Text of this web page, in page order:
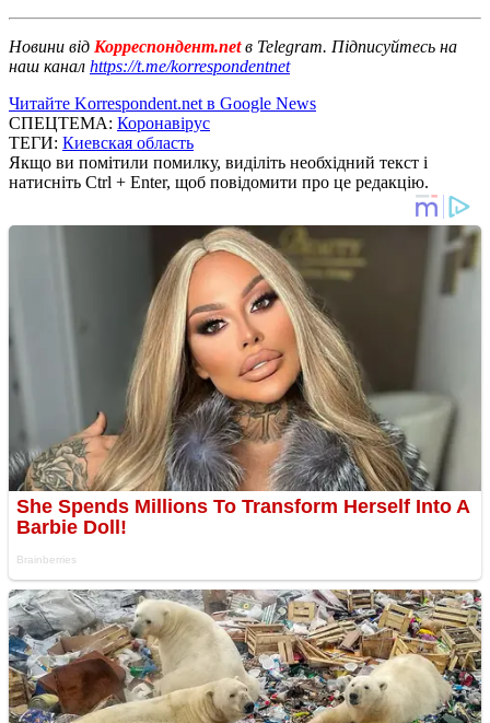
Новини від Корреспондент.netв Telegram. Підписуйтесь на
наш канал https://t.me/korrespondentnet
Читайте Korrespondent.net в Google News
СПЕЦТЕМА: Коронавірус
ТЕГИ: Киевская область
Якщо ви помітили помилку, виділіть необхідний текст і
натисніть Ctrl + Enter, щоб повідомити про це редакцію.